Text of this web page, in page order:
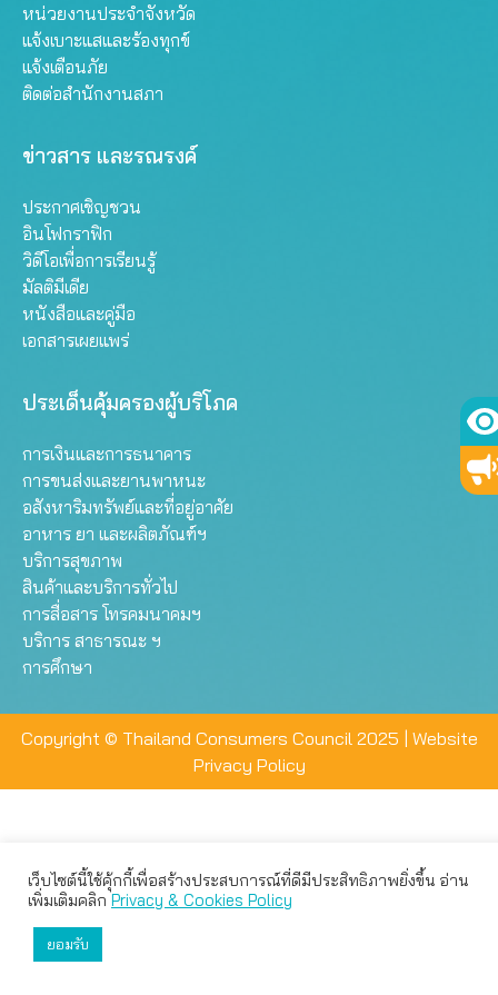
หน่วยงานประจำจังหวัด
แจ้งเบาะแสและร้องทุกข์
แจ้งเตือนภัย
ติดต่อสำนักงานสภา
ข่าวสาร และรณรงค์
ประกาศเชิญชวน
อินโฟกราฟิก
วิดีโอเพื่อการเรียนรู้
มัลติมีเดีย
หนังสือและคู่มือ
เอกสารเผยแพร่
ประเด็นคุ้มครองผู้บริโภค
การเงินและการธนาคาร
การขนส่งและยานพาหนะ
อสังหาริมทรัพย์และที่อยู่อาศัย
อาหาร ยา และผลิตภัณฑ์ฯ
บริการสุขภาพ
สินค้าและบริการทั่วไป
การสื่อสาร โทรคมนาคมฯ
บริการ สาธารณะ ฯ
การศึกษา
Copyright © Thailand Consumers Council 2025 | Website
Privacy Policy
เว็บไซต์นี้ใช้คุ้กกี้เพื่อสร้างประสบการณ์ที่ดีมีประสิทธิภาพยิ่งขึ้น อ่าน
เพิ่มเติมคลิกPrivacy & Cookies Policy
ยอมรับ
เว็บไซต์นี้ใช้คุกกี้เพื่อมอบประสบการณ์การใช้งานที่ดีให้แก่ท่าน คุณ
สามารถเลือกตั้งค่าความเป็นส่วนตัวได้
ยอมรับทั้งหมด